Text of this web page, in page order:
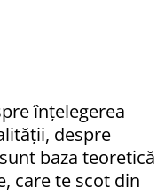
înțelegerea
despre
baza teoretică
care te scot din